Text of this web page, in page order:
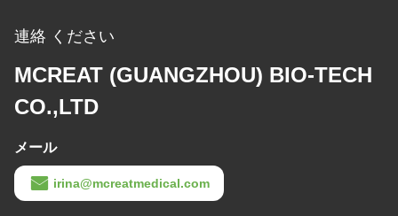
連絡 ください
MCREAT (GUANGZHOU) BIO-TECH
CO.,LTD
メール
irina@mcreatmedical.com